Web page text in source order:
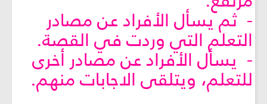
- ثم يسأل الأفراد عن مصادر
التعلم التي وردت في القصة.
- يسأل الأفراد عن مصادر أخرى
للتعلم، ويتلقى الاجابات منهم.